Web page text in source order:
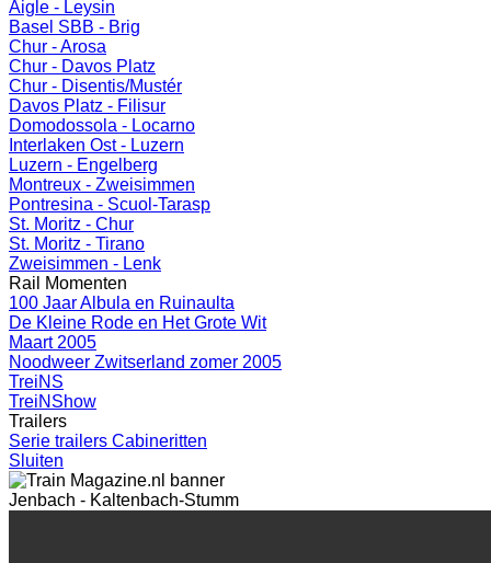
Aigle - Leysin
Basel SBB - Brig
Chur - Arosa
Chur - Davos Platz
Chur - Disentis/Mustér
Davos Platz - Filisur
Domodossola - Locarno
Interlaken Ost - Luzern
Luzern - Engelberg
Montreux - Zweisimmen
Pontresina - Scuol-Tarasp
St. Moritz - Chur
St. Moritz - Tirano
Zweisimmen - Lenk
Rail Momenten
100 Jaar Albula en Ruinaulta
De Kleine Rode en Het Grote Wit
Maart 2005
Noodweer Zwitserland zomer 2005
TreiNS
TreiNShow
Trailers
Serie trailers Cabineritten
Sluiten
Jenbach - Kaltenbach-Stumm